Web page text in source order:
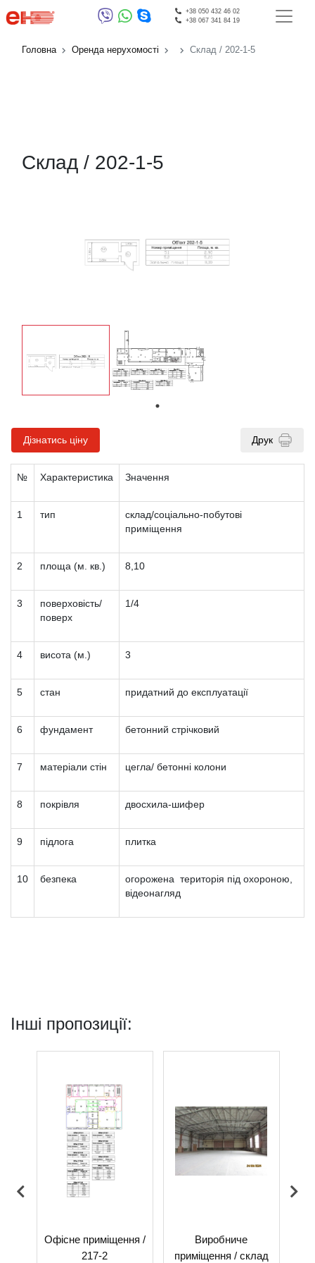
+38 050 432 46 02
+38 067 341 84 19
Головна Оренда нерухомості Склад / 202-1-5
Склад / 202-1-5
Дізнатись ціну Друк
№ Характеристика Значення
1 тип
склад/соціально-побутові
приміщення
2 площа (м. кв.) 8,10
3
поверховість/
поверх
1/4
4 висота (м.) 3
5 стан придатний до експлуатації
6 фундамент бетонний стрічковий
7 матеріали стін цегла/ бетонні колони
8 покрівля двосхила-шифер
9 підлога плитка
10 безпека
огорожена територія під охороною,
відеонагляд
Інші пропозиції:
Офісне приміщення /
217-2
Виробниче
приміщення / склад